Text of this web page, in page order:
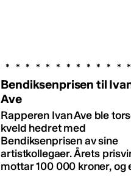
Bendiksenprisen til
Ave
Rapperen Ivan Ave ble
kveld hedret med
Bendiksenprisen av sine
artistkollegaer. Årets
mottar 100 000 kroner, og